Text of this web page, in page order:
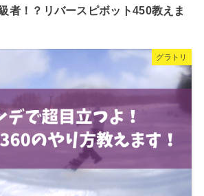
者！？リバースピボット450教えま
グラトリ